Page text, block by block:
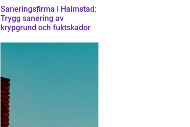
Saneringsfirma i Halmstad:
Trygg sanering av
krypgrund och fuktskador